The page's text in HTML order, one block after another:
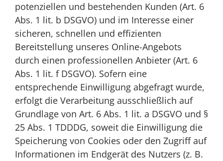
potenziellen und bestehenden Kunden (Art. 6
Abs. 1 lit. b DSGVO) und im Interesse einer
sicheren, schnellen und effizienten
Bereitstellung unseres Online-Angebots
durch einen professionellen Anbieter (Art. 6
Abs. 1 lit. f DSGVO). Sofern eine
entsprechende Einwilligung abgefragt wurde,
erfolgt die Verarbeitung ausschließlich auf
Grundlage von Art. 6 Abs. 1 lit. a DSGVO und §
25 Abs. 1 TDDDG, soweit die Einwilligung die
Speicherung von Cookies oder den Zugriff auf
Informationen im Endgerät des Nutzers (z. B.